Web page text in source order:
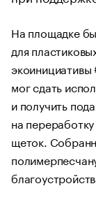
На площадке
для
мог сдать
и получить
на
щеток.